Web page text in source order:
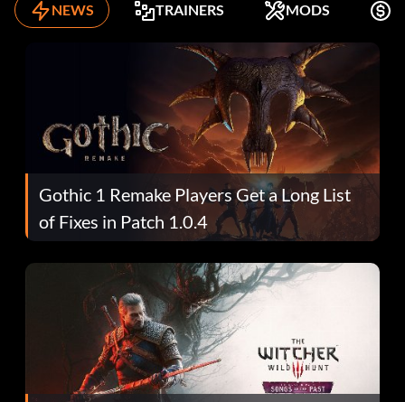
NEWS TRAINERS MODS
Gothic 1 Remake Players Get a Long List
of Fixes in Patch 1.0.4